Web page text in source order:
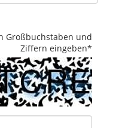
Großbuchstaben und
Ziffern eingeben*